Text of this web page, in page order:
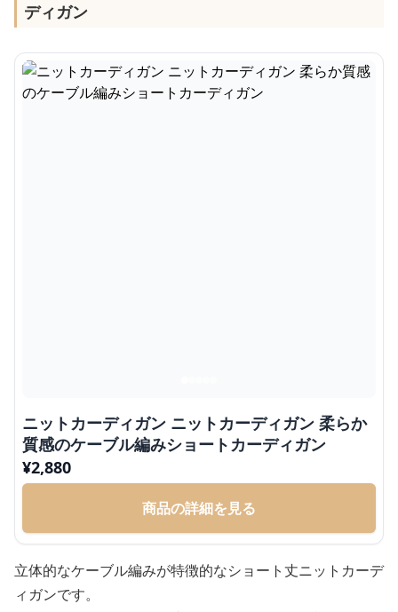
ディガン
ニットカーディガン ニットカーディガン 柔らか
質感のケーブル編みショートカーディガン
¥2,880
商品の詳細を見る
立体的なケーブル編みが特徴的なショート丈ニットカーデ
ィガンです。